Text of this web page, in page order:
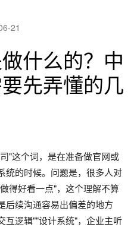
21
什么的？中
先弄懂的几
"这个词，是在准备做官网或
统的时候。问题是，很多人对
得好看一点"，这个理解不算
后续沟通容易出偏差的地方
逻辑""设计系统"，企业主听